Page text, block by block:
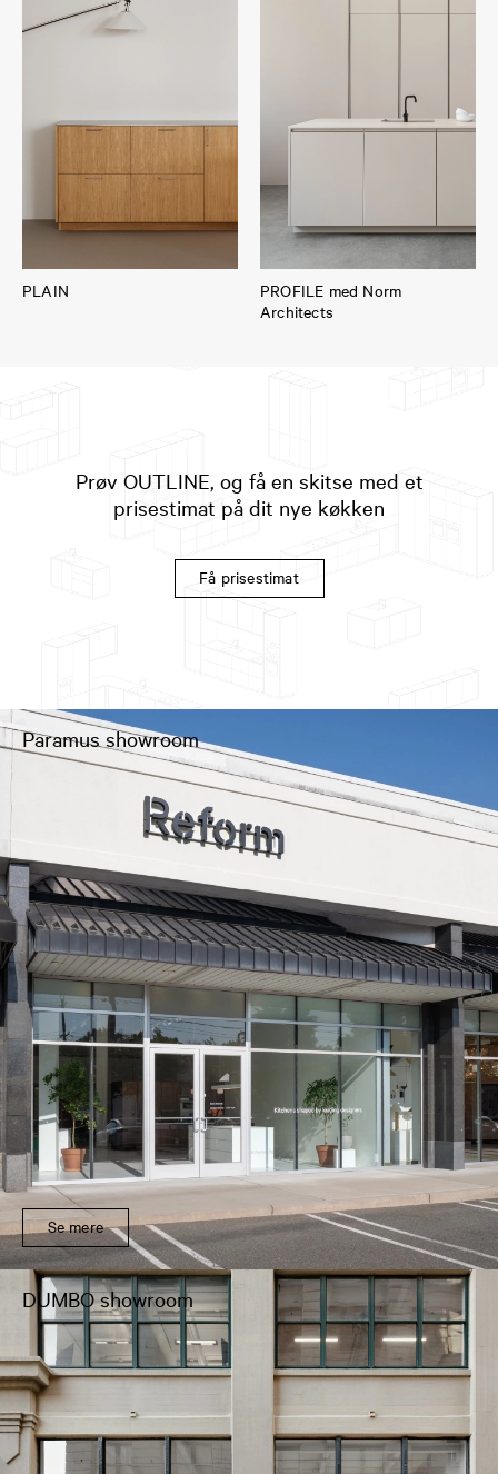
PLAIN
PROFILE med Norm
Architects
Prøv OUTLINE, og få en skitse med et
prisestimat på dit nye køkken
Få prisestimat
Paramus showroom
Se mere
DUMBO showroom